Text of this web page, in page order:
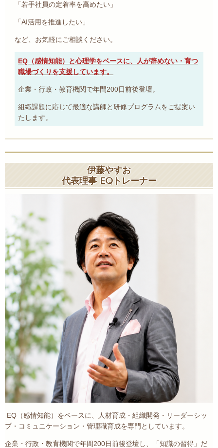
「若手社員の定着率を高めたい」
「AI活用を推進したい」
など、お気軽にご相談ください。
EQ（感情知能）と心理学をベースに、人が辞めない・育つ
職場づくりを支援しています。
企業・行政・教育機関で年間200日前後登壇。
組織課題に応じて最適な講師と研修プログラムをご提案い
たします。
伊藤やすお
代表理事 EQトレーナー
EQ（感情知能）をベースに、人材育成・組織開発・リーダーシッ
プ・コミュニケーション・管理職育成を専門としています。
企業・行政・教育機関で年間200日前後登壇し、「知識の習得」だ